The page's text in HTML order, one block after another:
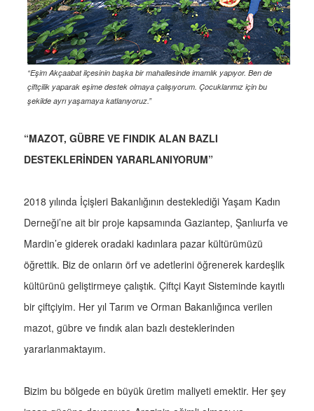
“Eşim Akçaabat ilçesinin başka bir mahallesinde imamlık yapıyor. Ben de
çiftçilik yaparak eşime destek olmaya çalışıyorum. Çocuklarımız için bu
şekilde ayrı yaşamaya katlanıyoruz.”
“MAZOT, GÜBRE VE FINDIK ALAN BAZLI
DESTEKLERİNDEN YARARLANIYORUM”
2018 yılında İçişleri Bakanlığının desteklediği Yaşam Kadın
Derneği’ne ait bir proje kapsamında Gaziantep, Şanlıurfa ve
Mardin’e giderek oradaki kadınlara pazar kültürümüzü
öğrettik. Biz de onların örf ve adetlerini öğrenerek kardeşlik
kültürünü geliştirmeye çalıştık. Çiftçi Kayıt Sisteminde kayıtlı
bir çiftçiyim. Her yıl Tarım ve Orman Bakanlığınca verilen
mazot, gübre ve fındık alan bazlı desteklerinden
yararlanmaktayım.
Bizim bu bölgede en büyük üretim maliyeti emektir. Her şey